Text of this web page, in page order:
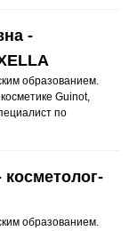
-
образованием.
Guinot,
по
образованием.